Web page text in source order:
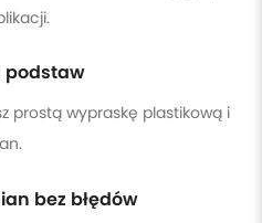
podstaw
prostą wypraskę plastikową i
bez błędów